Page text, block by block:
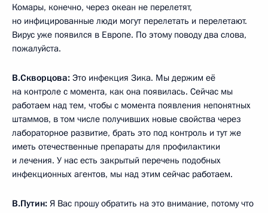
Комары, конечно, через океан не перелетят,
но инфицированные люди могут перелетать и перелетают.
Вирус уже появился в Европе. По этому поводу два слова,
пожалуйста.
В.Скворцова: Это инфекция Зика. Мы держим её
на контроле с момента, как она появилась. Сейчас мы
работаем над тем, чтобы с момента появления непонятных
штаммов, в том числе получивших новые свойства через
лабораторное развитие, брать это под контроль и тут же
иметь отечественные препараты для профилактики
и лечения. У нас есть закрытый перечень подобных
инфекционных агентов, мы над этим сейчас работаем.
В.Путин: Я Вас прошу обратить на это внимание, потому что